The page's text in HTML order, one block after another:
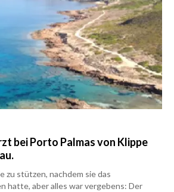
bei Porto Palmas von Klippe
zu stützen, nachdem sie das
hatte, aber alles war vergebens: Der